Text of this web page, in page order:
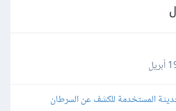
المستخدمة للكشف عن السرطان